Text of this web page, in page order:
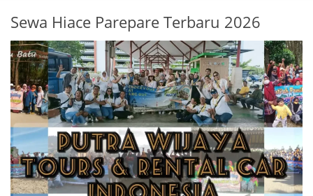
Sewa Hiace Parepare Terbaru 2026